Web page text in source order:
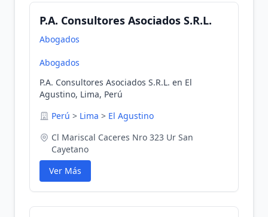
P.A. Consultores Asociados S.R.L.
Abogados
Abogados
P.A. Consultores Asociados S.R.L. en El
Agustino, Lima, Perú
Perú > Lima > El Agustino
Cl Mariscal Caceres Nro 323 Ur San
Cayetano
Ver Más